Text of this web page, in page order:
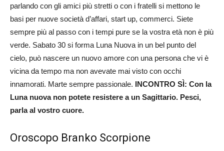
parlando con gli amici più stretti o con i fratelli si mettono le
basi per nuove società d’affari, start up, commerci. Siete
sempre più al passo con i tempi pure se la vostra età non è più
verde. Sabato 30 si forma Luna Nuova in un bel punto del
cielo, può nascere un nuovo amore con una persona che vi è
vicina da tempo ma non avevate mai visto con occhi
innamorati. Marte sempre passionale. INCONTRO SÌ: Con la
Luna nuova non potete resistere a un Sagittario. Pesci,
parla al vostro cuore.
Oroscopo Branko Scorpione